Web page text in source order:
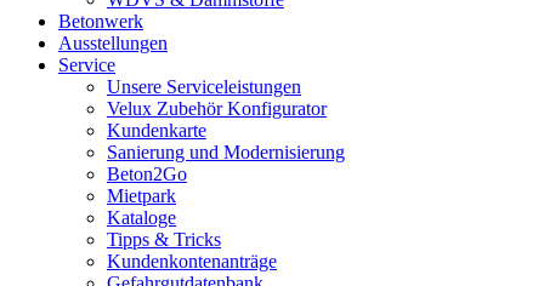
Betonwerk
Ausstellungen
Service
Unsere Serviceleistungen
Velux Zubehör Konfigurator
Kundenkarte
Sanierung und Modernisierung
Beton2Go
Mietpark
Kataloge
Tipps & Tricks
Kundenkontenanträge